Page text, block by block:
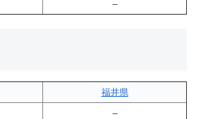
–
福井県
–